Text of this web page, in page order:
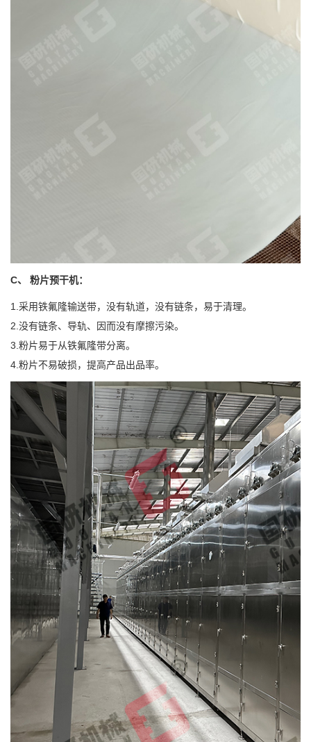
C、 粉片预干机：
1.采用铁氟隆输送带，没有轨道，没有链条，易于清理。
2.没有链条、导轨、因而没有摩擦污染。
3.粉片易于从铁氟隆带分离。
4.粉片不易破损，提高产品出品率。